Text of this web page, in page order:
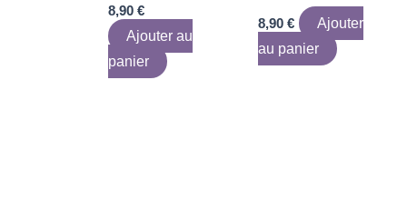
8,90€
Ajouter au
panier
8,90 €
Ajouter
au panier